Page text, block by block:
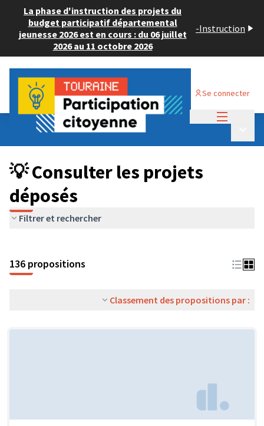
La phase d'instruction des projets du
budget participatif départemental
jeunesse 2026 est en cours : du 06 juillet
2026 au 11 octobre 2026
-Instruction
Se connecter
Budget Participatif JEUNESSE 2024
💡 Consulter les projets déposés
💡 Consulter les projets
déposés
Filtrer et rechercher
136 propositions
Classement des propositions par :